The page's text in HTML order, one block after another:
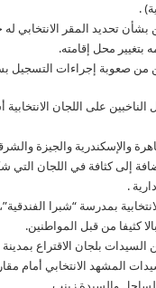
.
تحديد المقر الانتخابي له
بتغيير محل إقامته.
من صعوبة إجراءات التسجيل
الناخبين على اللجان
والإسكندرية والجيزة
إلى كثافة في اللجان التي
.
بمدرسة “شبرا الفندقية”،
كثيفا من قبل المواطنين.
بلجان الاقتراع بمدينة
المشهد الانتخابي أمام مقار